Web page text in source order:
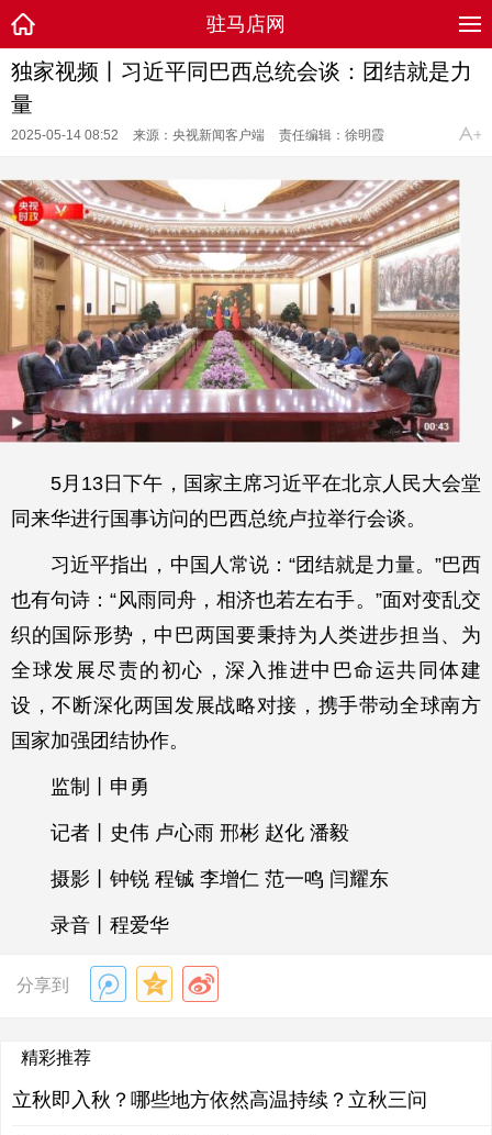
驻马店网
独家视频丨习近平同巴西总统会谈：团结就是力
量
2025-05-14 08:52 来源：央视新闻客户端 责任编辑：徐明霞
5月13日下午，国家主席习近平在北京人民大会堂
同来华进行国事访问的巴西总统卢拉举行会谈。
习近平指出，中国人常说：“团结就是力量。”巴西
也有句诗：“风雨同舟，相济也若左右手。”面对变乱交
织的国际形势，中巴两国要秉持为人类进步担当、为
全球发展尽责的初心，深入推进中巴命运共同体建
设，不断深化两国发展战略对接，携手带动全球南方
国家加强团结协作。
监制丨申勇
记者丨史伟 卢心雨 邢彬 赵化 潘毅
摄影丨钟锐 程铖 李增仁 范一鸣 闫耀东
录音丨程爱华
分享到
精彩推荐
立秋即入秋？哪些地方依然高温持续？立秋三问